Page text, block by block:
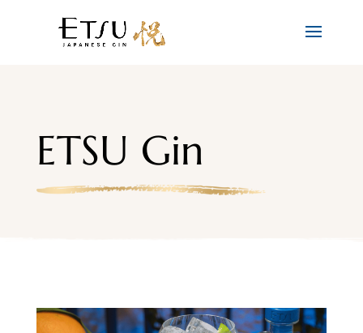
ETSU Gin